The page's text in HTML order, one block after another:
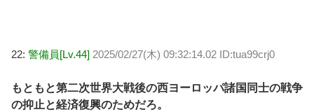
22: 警備員[Lv.44] 2025/02/27(木) 09:32:14.02 ID:tua99crj0
もともと第二次世界大戦後の西ヨーロッパ諸国同士の戦争
の抑止と経済復興のためだろ。